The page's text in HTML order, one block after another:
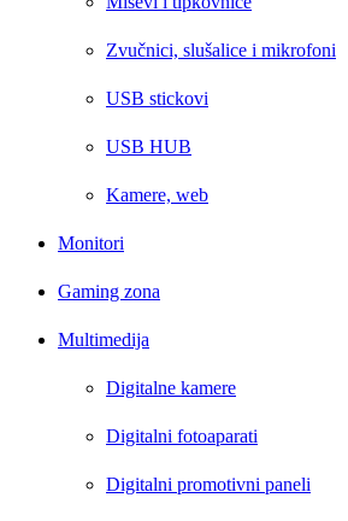
Zvučnici, slušalice i mikrofoni
USB stickovi
USB HUB
Kamere, web
Monitori
Gaming zona
Multimedija
Digitalne kamere
Digitalni fotoaparati
Digitalni promotivni paneli